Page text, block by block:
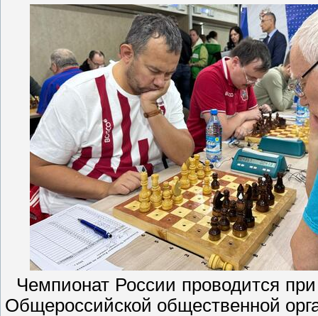
Чемпионат России проводится
Общероссийской общественной